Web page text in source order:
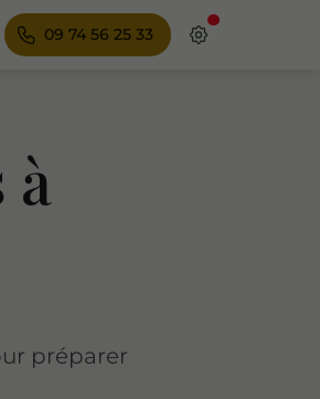
09 74 56 25 33
à
préparer